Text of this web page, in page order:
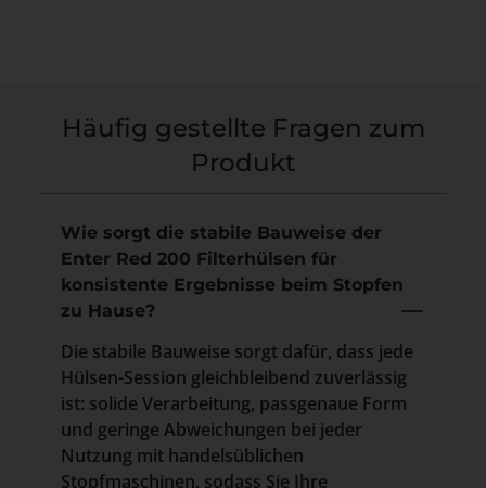
Häufig gestellte Fragen zum
Produkt
Wie sorgt die stabile Bauweise der
Enter Red 200 Filterhülsen für
konsistente Ergebnisse beim Stopfen
zu Hause?
Die stabile Bauweise sorgt dafür, dass jede
Hülsen-Session gleichbleibend zuverlässig
ist: solide Verarbeitung, passgenaue Form
und geringe Abweichungen bei jeder
Nutzung mit handelsüblichen
Stopfmaschinen, sodass Sie Ihre